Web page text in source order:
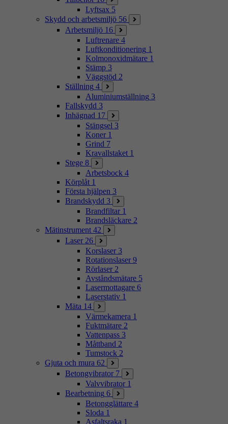
Lyftsax 5
Skydd och arbetsmiljö 56
Arbetsmiljö 16
Luftrenare 4
Luftkonditionering 1
Kolmonoxidmätare 1
Stämp 3
Väggstöd 2
Ställning 4
Aluminiumställning 3
Fallskydd 3
Inhägnad 17
Stängsel 3
Koner 1
Grind 7
Kravallstaket 1
Stege 8
Arbetsbock 4
Körplåt 1
Första hjälpen 3
Brandskydd 3
Brandfiltar 1
Brandsläckare 2
Mätinstrument 42
Laser 26
Korslaser 3
Rotationslaser 9
Rörlaser 2
Avståndsmätare 5
Lasermottagare 6
Laserstativ 1
Mäta 14
Värmekamera 1
Fuktmätare 2
Vattenpass 3
Måttband 2
Tumstock 2
Gjuta och mura 62
Betongvibrator 7
Valvvibrator 1
Bearbetning 6
Betongglättare 4
Sloda 1
Asfaltsraka 1